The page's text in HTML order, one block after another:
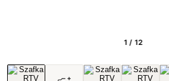
1 / 12